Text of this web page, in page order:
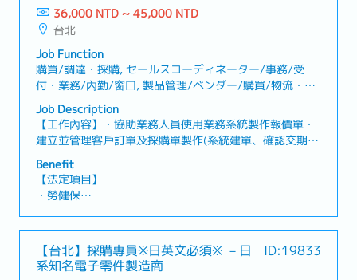
【公司福利】
・獎金：2個月（依業績而異）
36,000 NTD ~ 45,000 NTD
台北
Job Function
購買/調達・採購, セールスコーディネーター/事務/受
付・業務/內勤/窗口, 製品管理/ベンダー/購買/物流・產
品管理/供應商/採購/物流
Job Description
【工作內容】・協助業務人員使用業務系統製作報價單・
建立並管理客戶訂單及採購單製作(系統建單、確認交期、
安排出貨)・回覆客戶基本詢問、接聽電話、Email 追蹤・
請款進度追蹤、整理業務相關文件、協助準備業務簡報・
與日本總公司業務情報交換&詢價窗口・日本人來台&台灣
人訪日隨行口譯・主管交辦事項【魅力】・高水準獎金制
度及公司福利・穩健且具高安定性的事業基礎
Benefit
【法定項目】
・勞健保
・各種休假（特別休假、婚假、喪假、生理假、產檢假、
陪產假、產假、育嬰假）
・退休金
【台北】採購專員※日英文必須※ －日
系知名電子零件製造商
ID:19833